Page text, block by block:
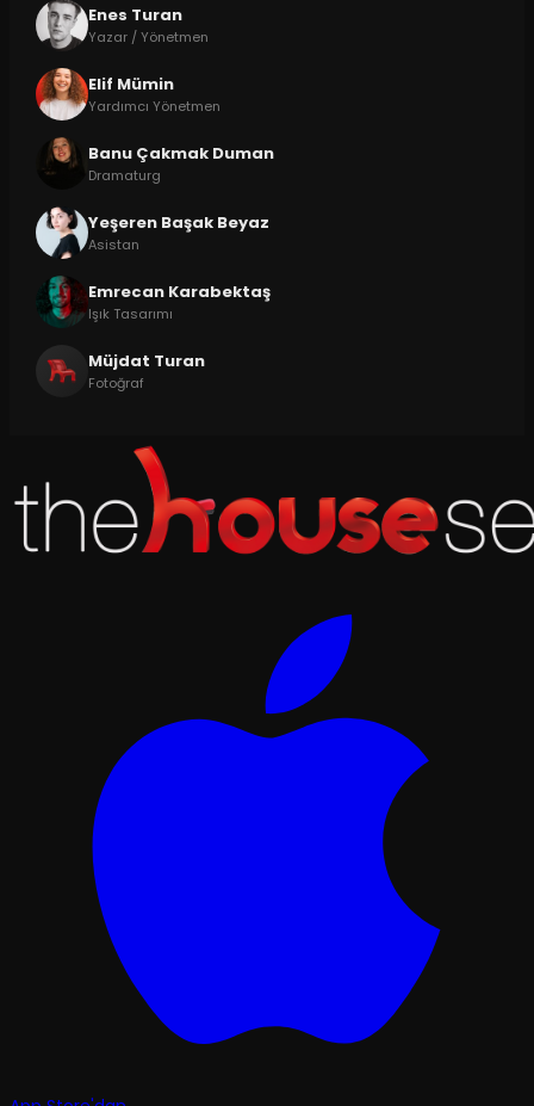
Enes Turan
Yazar / Yönetmen
Elif Mümin
Yardımcı Yönetmen
Banu Çakmak Duman
Dramaturg
Yeşeren Başak Beyaz
Asistan
Emrecan Karabektaş
Işık Tasarımı
Müjdat Turan
Fotoğraf